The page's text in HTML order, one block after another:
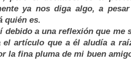
ya nos diga algo, a
quién es.
debido a una reflexión que
el artículo que a él aludía a
la fina pluma de mi buen